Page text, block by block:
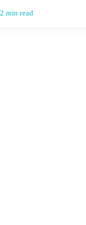
2 min read